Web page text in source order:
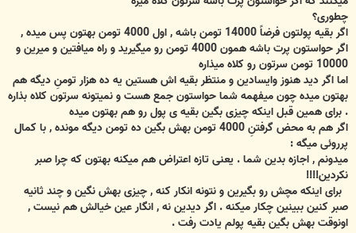
چطوری؟
اگر بقیه پولتون فرضاً 14000 تومن باشه , اول 4000 تومن بهتون پس میده ,
اگر حواستون پرت باشه همون 4000 تومن رو میگیرید و راه میافتین و میرین و
10000 تومن سرتون رو کلاه میذاره
اما اگر دید هنوز وایسادین و منتظر بقیه اش هستین یه ده هزار تومنِ دیگه هم
بهتون میده چون میفهمه شما حواستون جمع هست و نمیتونه سرتون کلاه بذاره
. برای همین قبل اینکه چیزی بگین بقیه ی پول رو هم بهتون میده
اگر هم به محض گرفتنِ 4000 تومن بهش بگین ده تومن دیگه مونده , با کمال
پرروئی میگه :
میدونم , اجازه بدین شما . یعنی تازه اعتراض هم میکنه بهتون که چرا صبر
نکردین!!!!
برای اینکه مچش رو بگیرین و نتونه انکار کنه , چیزی بهش نگین و چند ثانیه
صبر کنین ببینین چکار میکنه . اگر دیدین نه , انگار عین خیالش هم نیست ,
اونوقت بهش بگین بقیه پولم یادت رفت .